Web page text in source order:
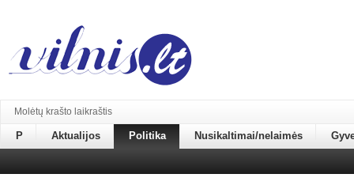
Molėtų krašto laikraštis
P Aktualijos Politika Nusikaltimai/nelaimės